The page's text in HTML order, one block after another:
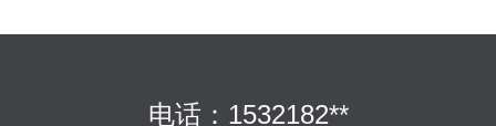
电话：1532182**